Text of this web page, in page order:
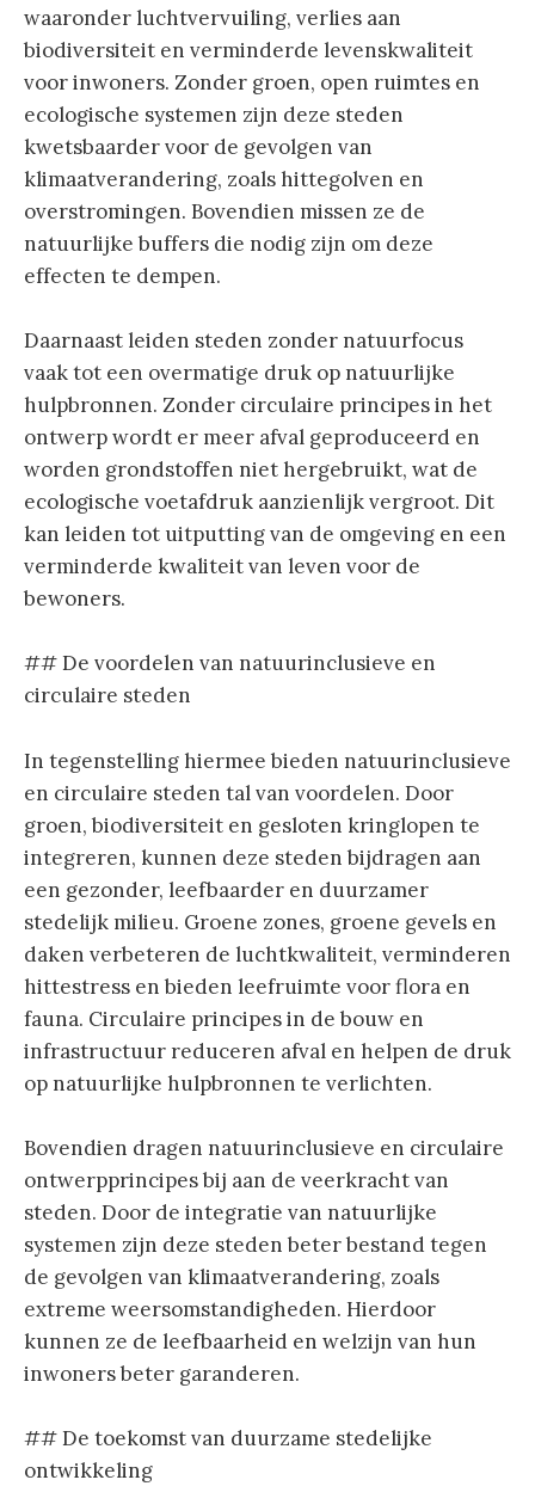
waaronder luchtvervuiling, verlies aan
biodiversiteit en verminderde levenskwaliteit
voor inwoners. Zonder groen, open ruimtes en
ecologische systemen zijn deze steden
kwetsbaarder voor de gevolgen van
klimaatverandering, zoals hittegolven en
overstromingen. Bovendien missen ze de
natuurlijke buffers die nodig zijn om deze
effecten te dempen.
Daarnaast leiden steden zonder natuurfocus
vaak tot een overmatige druk op natuurlijke
hulpbronnen. Zonder circulaire principes in het
ontwerp wordt er meer afval geproduceerd en
worden grondstoffen niet hergebruikt, wat de
ecologische voetafdruk aanzienlijk vergroot. Dit
kan leiden tot uitputting van de omgeving en een
verminderde kwaliteit van leven voor de
bewoners.
## De voordelen van natuurinclusieve en
circulaire steden
In tegenstelling hiermee bieden natuurinclusieve
en circulaire steden tal van voordelen. Door
groen, biodiversiteit en gesloten kringlopen te
integreren, kunnen deze steden bijdragen aan
een gezonder, leefbaarder en duurzamer
stedelijk milieu. Groene zones, groene gevels en
daken verbeteren de luchtkwaliteit, verminderen
hittestress en bieden leefruimte voor flora en
fauna. Circulaire principes in de bouw en
infrastructuur reduceren afval en helpen de druk
op natuurlijke hulpbronnen te verlichten.
Bovendien dragen natuurinclusieve en circulaire
ontwerpprincipes bij aan de veerkracht van
steden. Door de integratie van natuurlijke
systemen zijn deze steden beter bestand tegen
de gevolgen van klimaatverandering, zoals
extreme weersomstandigheden. Hierdoor
kunnen ze de leefbaarheid en welzijn van hun
inwoners beter garanderen.
## De toekomst van duurzame stedelijke
ontwikkeling